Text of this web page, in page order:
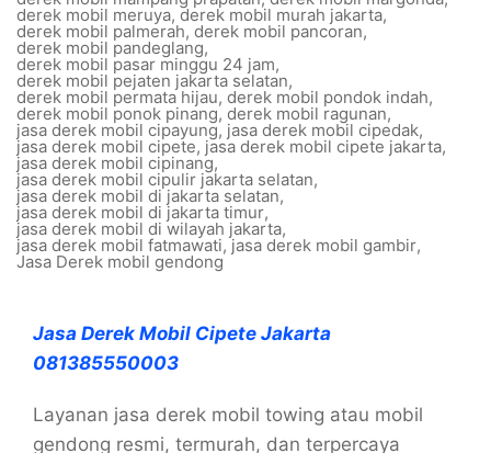
derek mobil meruya, derek mobil murah jakarta,
derek mobil palmerah, derek mobil pancoran,
derek mobil pandeglang,
derek mobil pasar minggu 24 jam,
derek mobil pejaten jakarta selatan,
derek mobil permata hijau, derek mobil pondok indah,
derek mobil ponok pinang, derek mobil ragunan,
jasa derek mobil cipayung, jasa derek mobil cipedak,
jasa derek mobil cipete, jasa derek mobil cipete jakarta,
jasa derek mobil cipinang,
jasa derek mobil cipulir jakarta selatan,
jasa derek mobil di jakarta selatan,
jasa derek mobil di jakarta timur,
jasa derek mobil di wilayah jakarta,
jasa derek mobil fatmawati,jasa derek mobil gambir,
Jasa Derek mobil gendong
Jasa Derek Mobil Cipete Jakarta
081385550003
Layanan jasa derek mobil towing atau mobil
gendong resmi, termurah, dan terpercaya